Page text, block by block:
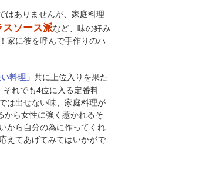
はありませんが、家庭料理
スソース派など、味の好み
家に彼を呼んで手作りのハ
料理」 共に上位入りを果た
れでも4位に入る定番料
は出せない味、家庭料理が
から女性に強く惹かれるそ
から自分の為に作ってくれ
えてあげてみてはいかがで